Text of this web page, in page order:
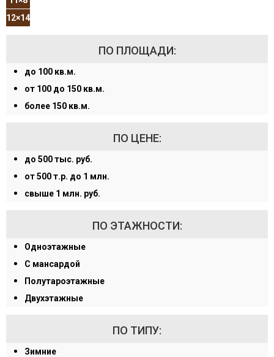
12×14
ПО ПЛОЩАДИ:
до 100 кв.м.
от 100 до 150 кв.м.
более 150 кв.м.
ПО ЦЕНЕ:
до 500 тыс. руб.
от 500 т.р. до 1 млн.
свыше 1 млн. руб.
ПО ЭТАЖНОСТИ:
Одноэтажные
С мансардой
Полутароэтажные
Двухэтажные
ПО ТИПУ:
Зимние